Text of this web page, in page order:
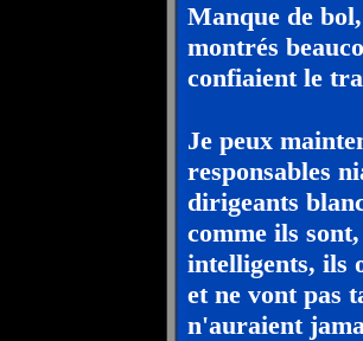
Manque de
montrés
confiaient le
Je peux
responsables
dirigeants
comme ils
intelligents, ils
et ne vont pas
n'auraient